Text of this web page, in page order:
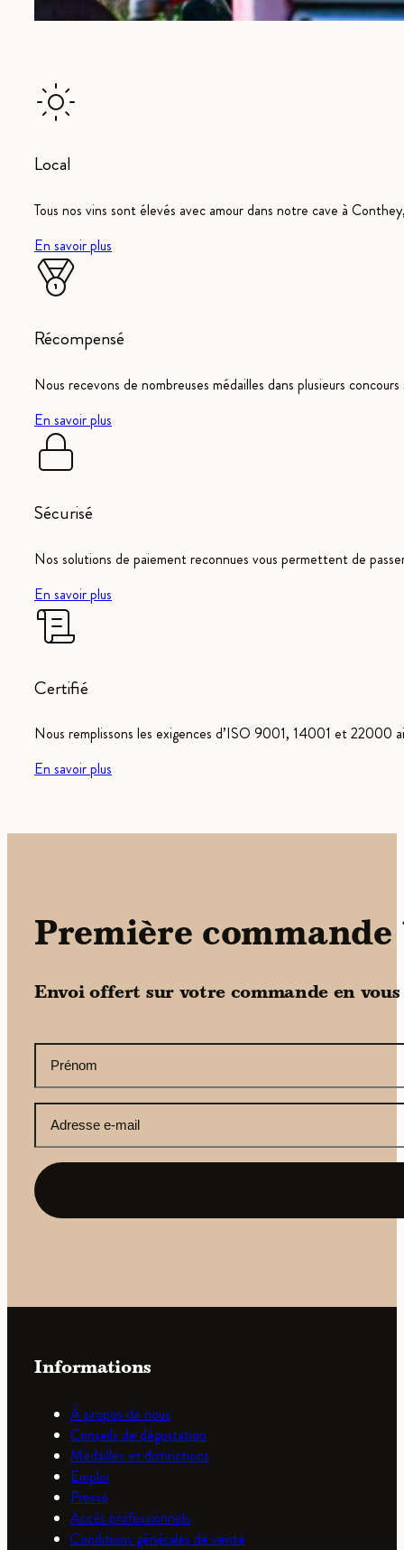
Local
Tous nos vins sont élevés avec amour dans notre cave à
En savoir plus
Récompensé
Nous recevons de nombreuses médailles dans plusieurs
En savoir plus
Sécurisé
Nos solutions de paiement reconnues vous permettent de
En savoir plus
Certifié
Nous remplissons les exigences d’ISO 9001, 14001 et 22000
En savoir plus
Première commande
Envoi offert sur votre commande en
CAPTCHA
prénom
adresse
e-
mail
Informations
À propos de nous
Conseils de dégustation
Médailles et distinctions
Emploi
Presse
Accès professionnels
Conditions générales de vente